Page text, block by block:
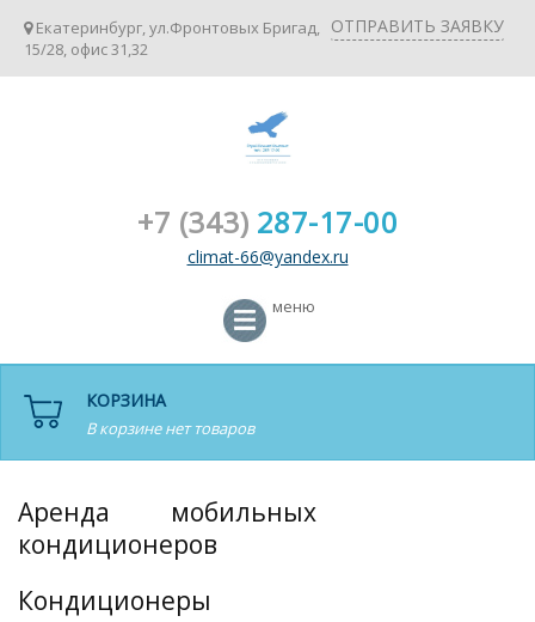
ОТПРАВИТЬ ЗАЯВКУ
Екатеринбург, ул.Фронтовых Бригад,
15/28, офис 31,32
+7 (343) 287-17-00
climat-66@yandex.ru
КОРЗИНА
В корзине нет товаров
меню
Аренда мобильных
кондиционеров
Кондиционеры